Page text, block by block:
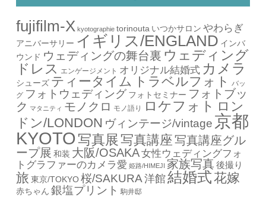
fujifilm-X kyotographie torinouta いつかサロン やわらぎ
アニバーサリー イギリス/ENGLAND インバ
ウンド ウェディングの舞台裏 ウェディング
ドレス エンゲージメント オリジナル結婚式 カメラ
シューズ ティータイム トラベルフォト
バッ
グ フォトウェディング フォトセミナー フォトブッ
ク マタニティ モノクロ モノ語り ロケフォト ロン
ドン/LONDON ヴィンテージ/vintage 京都
KYOTO 写真展 写真講座写真講座グル
ープ展 和装 大阪/OSAKA女性ウェディングフォ
トグラファーのカメラ愛 姫路/HIMEJI 家族写真 後撮り
旅 東京/TOKYO 桜/SAKURA 洋館 結婚式花嫁
赤ちゃん 銀塩プリント 駒井邸